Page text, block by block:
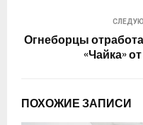
Огнеборцы
«Чайка»
ПОХОЖИЕ ЗАПИСИ